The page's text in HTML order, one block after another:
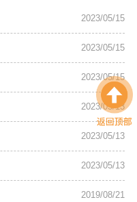
2023/05/15
2023/05/15
2023/05/15
2023/05/13
2023/05/13
2023/05/13
2019/08/21